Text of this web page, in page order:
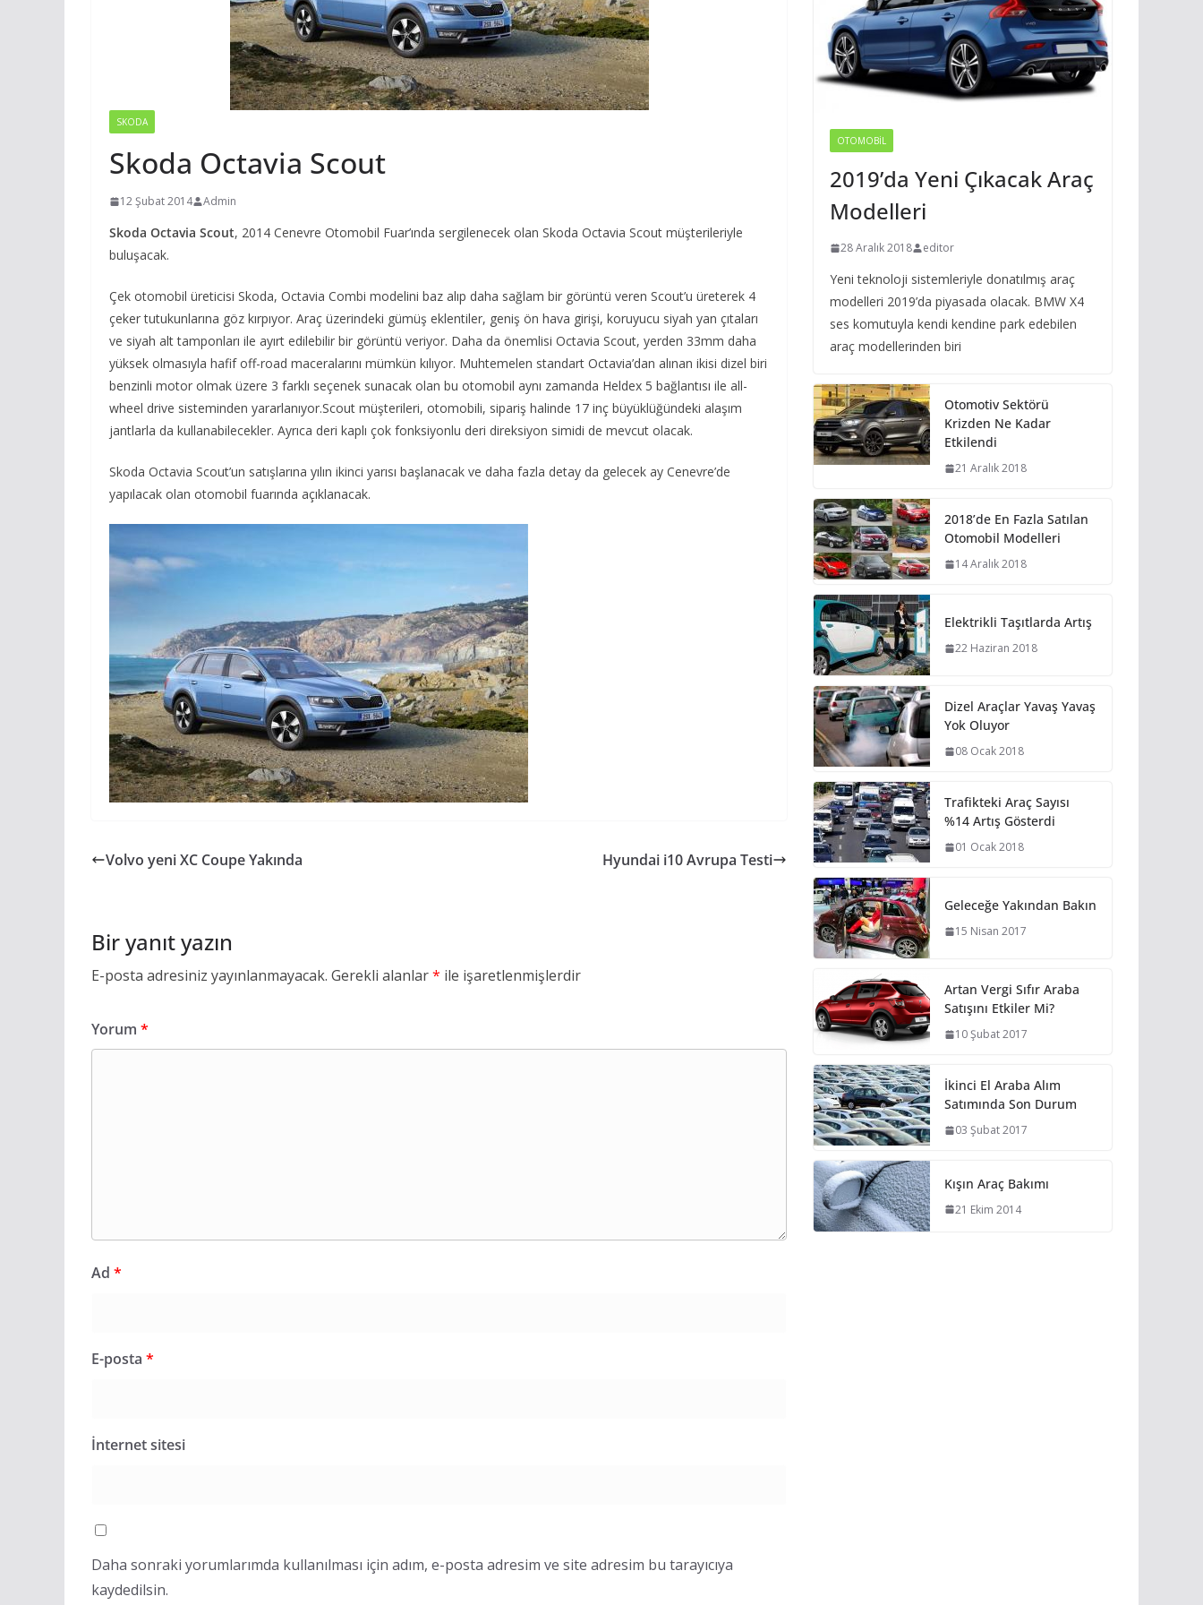
SKODA
Skoda Octavia Scout
12 Şubat 2014 Admin
Skoda Octavia Scout, 2014 Cenevre Otomobil Fuar’ında sergilenecek olan Skoda Octavia Scout müşterileriyle
buluşacak.
Çek otomobil üreticisi Skoda, Octavia Combi modelini baz alıp daha sağlam bir görüntü veren Scout’u üreterek 4
çeker tutukunlarına göz kırpıyor. Araç üzerindeki gümüş eklentiler, geniş ön hava girişi, koruyucu siyah yan çıtaları
ve siyah alt tamponları ile ayırt edilebilir bir görüntü veriyor. Daha da önemlisi Octavia Scout, yerden 33mm daha
yüksek olmasıyla hafif off-road maceralarını mümkün kılıyor. Muhtemelen standart Octavia’dan alınan ikisi dizel biri
benzinli motor olmak üzere 3 farklı seçenek sunacak olan bu otomobil aynı zamanda Heldex 5 bağlantısı ile all-
wheel drive sisteminden yararlanıyor.Scout müşterileri, otomobili, sipariş halinde 17 inç büyüklüğündeki alaşım
jantlarla da kullanabilecekler. Ayrıca deri kaplı çok fonksiyonlu deri direksiyon simidi de mevcut olacak.
Skoda Octavia Scout’un satışlarına yılın ikinci yarısı başlanacak ve daha fazla detay da gelecek ay Cenevre’de
yapılacak olan otomobil fuarında açıklanacak.
Volvo yeni XC Coupe Yakında Hyundai i10 Avrupa Testi
Bir yanıt yazın
E-posta adresiniz yayınlanmayacak. Gerekli alanlar* ile işaretlenmişlerdir
Yorum *
Ad *
E-posta *
İnternet sitesi
Daha sonraki yorumlarımda kullanılması için adım, e-posta adresim ve site adresim bu tarayıcıya
kaydedilsin.
OTOMOBIL
2019’da Yeni Çıkacak Araç
Modelleri
28 Aralık 2018 editor
Yeni teknoloji sistemleriyle donatılmış araç
modelleri 2019’da piyasada olacak. BMW X4
ses komutuyla kendi kendine park edebilen
araç modellerinden biri
Otomotiv Sektörü
Krizden Ne Kadar
Etkilendi
21 Aralık 2018
2018’de En Fazla Satılan
Otomobil Modelleri
14 Aralık 2018
Elektrikli Taşıtlarda Artış
22 Haziran 2018
Dizel Araçlar Yavaş Yavaş
Yok Oluyor
08 Ocak 2018
Trafikteki Araç Sayısı
%14 Artış Gösterdi
01 Ocak 2018
Geleceğe Yakından Bakın
15 Nisan 2017
Artan Vergi Sıfır Araba
Satışını Etkiler Mi?
10 Şubat 2017
İkinci El Araba Alım
Satımında Son Durum
03 Şubat 2017
Kışın Araç Bakımı
21 Ekim 2014